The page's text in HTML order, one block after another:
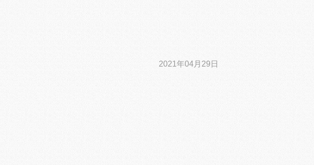
2021年04月29日